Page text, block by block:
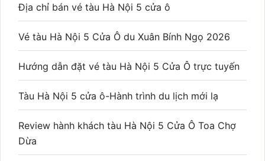
Địa chỉ bán vé tàu Hà Nội 5 cửa ô
Vé tàu Hà Nội 5 Cửa Ô du Xuân Bính Ngọ 2026
Hướng dẫn đặt vé tàu Hà Nội 5 Cửa Ô trực tuyến
Tàu Hà Nội 5 cửa ô-Hành trình du lịch mới lạ
Review hành khách tàu Hà Nội 5 Cửa Ô Toa Chợ
Dừa